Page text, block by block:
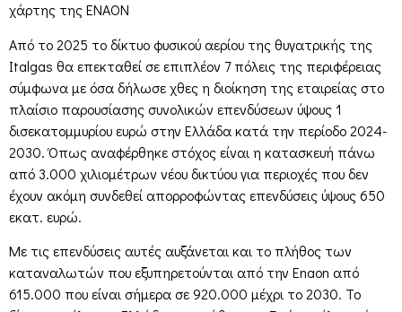
χάρτης της ENAON
Από το 2025 το δίκτυο φυσικού αερίου της θυγατρικής της
Italgas θα επεκταθεί σε επιπλέον 7 πόλεις της περιφέρειας
σύμφωνα με όσα δήλωσε χθες η διοίκηση της εταιρείας στο
πλαίσιο παρουσίασης συνολικών επενδύσεων ύψους 1
δισεκατομμυρίου ευρώ στην Ελλάδα κατά την περίοδο 2024-
2030. Όπως αναφέρθηκε στόχος είναι η κατασκευή πάνω
από 3.000 χιλιομέτρων νέου δικτύου για περιοχές που δεν
έχουν ακόμη συνδεθεί απορροφώντας επενδύσεις ύψους 650
εκατ. ευρώ.
Με τις επενδύσεις αυτές αυξάνεται και το πλήθος των
καταναλωτών που εξυπηρετούνται από την Enaon από
615.000 που είναι σήμερα σε 920.000 μέχρι το 2030. Το